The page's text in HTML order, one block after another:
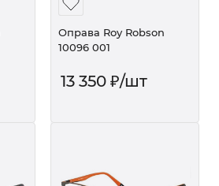
Оправа Roy Robson
10096 001
13 350₽/шт